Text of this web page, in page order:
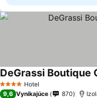
4 Počet hviezdičiek
Hotel
DeGrassi Boutique
9,6 Vynikajúce 870